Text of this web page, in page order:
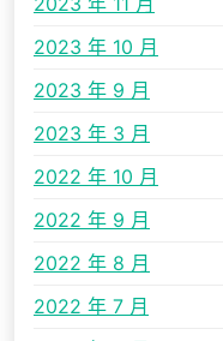
2023 年 10 月
2023 年 9 月
2023 年 3 月
2022 年 10 月
2022 年 9 月
2022 年 8 月
2022 年 7 月